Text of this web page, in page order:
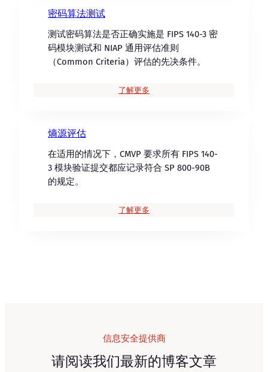
密码算法测试
测试密码算法是否正确实施是 FIPS 140-3 密
码模块测试和 NIAP 通用评估准则
（Common Criteria）评估的先决条件。
了解更多
熵源评估
在适用的情况下，CMVP 要求所有 FIPS 140-
3 模块验证提交都应记录符合 SP 800-90B
的规定。
了解更多
信息安全提供商
请阅读我们最新的博客文章